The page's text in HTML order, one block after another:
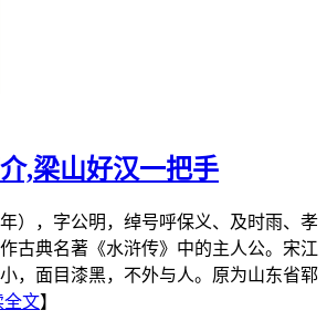
,梁山好汉一把手
），字公明，绰号呼保义、及时雨、孝
古典名著《水浒传》中的主人公。宋江
，面目漆黑，不外与人。原为山东省郓
全文】